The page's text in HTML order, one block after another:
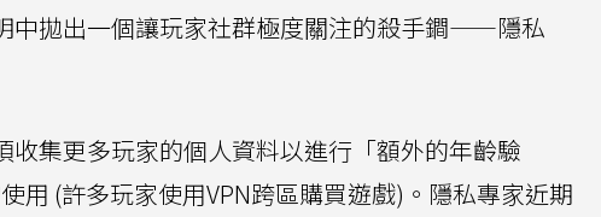
中拋出一個讓玩家社群極度關注的殺手鐧——隱私
集更多玩家的個人資料以進行「額外的年齡驗
用 (許多玩家使用VPN跨區購買遊戲)。隱私專家近期